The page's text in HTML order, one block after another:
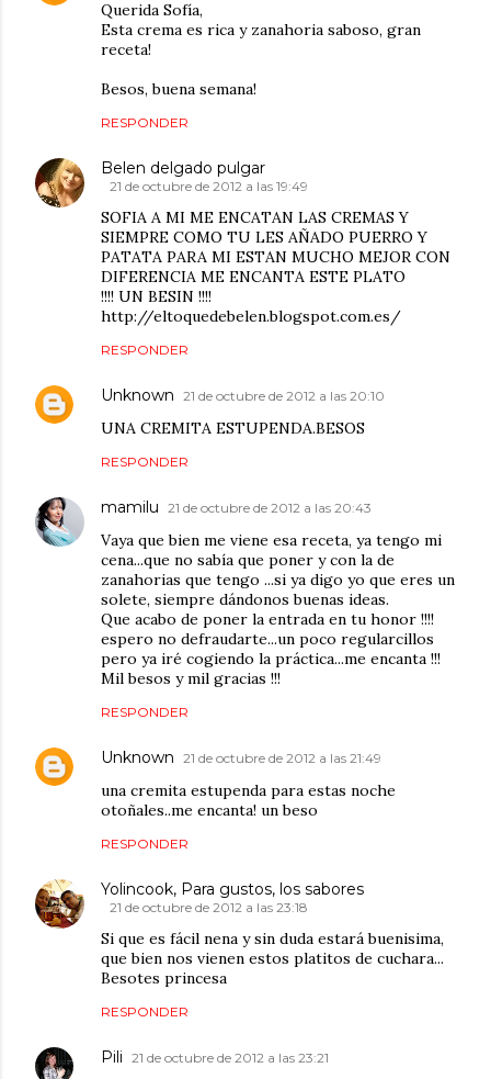
Querida Sofía,
Esta crema es rica y zanahoria saboso, gran
receta!
Besos, buena semana!
RESPONDER
Belen delgado pulgar
21 de octubre de 2012 a las 19:49
SOFIA A MI ME ENCATAN LAS CREMAS Y
SIEMPRE COMO TU LES AÑADO PUERRO Y
PATATA PARA MI ESTAN MUCHO MEJOR CON
DIFERENCIA ME ENCANTA ESTE PLATO
!!!! UN BESIN !!!!
http://eltoquedebelen.blogspot.com.es/
RESPONDER
Unknown 21 de octubre de 2012 a las 20:10
UNA CREMITA ESTUPENDA.BESOS
RESPONDER
mamilu 21 de octubre de 2012 a las 20:43
Vaya que bien me viene esa receta, ya tengo mi
cena...que no sabía que poner y con la de
zanahorias que tengo ...si ya digo yo que eres un
solete, siempre dándonos buenas ideas.
Que acabo de poner la entrada en tu honor !!!!
espero no defraudarte...un poco regularcillos
pero ya iré cogiendo la práctica...me encanta !!!
Mil besos y mil gracias !!!
RESPONDER
Unknown 21 de octubre de 2012 a las 21:49
una cremita estupenda para estas noche
otoñales..me encanta! un beso
RESPONDER
Yolincook, Para gustos, los sabores
21 de octubre de 2012 a las 23:18
Si que es fácil nena y sin duda estará buenisima,
que bien nos vienen estos platitos de cuchara...
Besotes princesa
RESPONDER
Pili 21 de octubre de 2012 a las 23:21